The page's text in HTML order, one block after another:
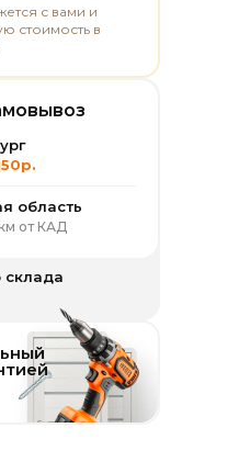
с вами и
стоимость в
область
от КАД
склада